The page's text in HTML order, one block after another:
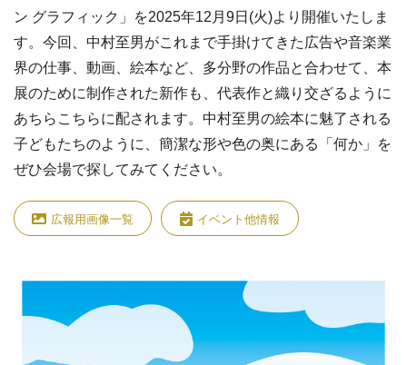
ン グラフィック」を2025年12月9日(火)より開催いたしま
す。今回、中村至男がこれまで手掛けてきた広告や音楽業
界の仕事、動画、絵本など、多分野の作品と合わせて、本
展のために制作された新作も、代表作と織り交ざるように
あちらこちらに配されます。中村至男の絵本に魅了される
子どもたちのように、簡潔な形や色の奥にある「何か」を
ぜひ会場で探してみてください。
広報用画像一覧 イベント他情報